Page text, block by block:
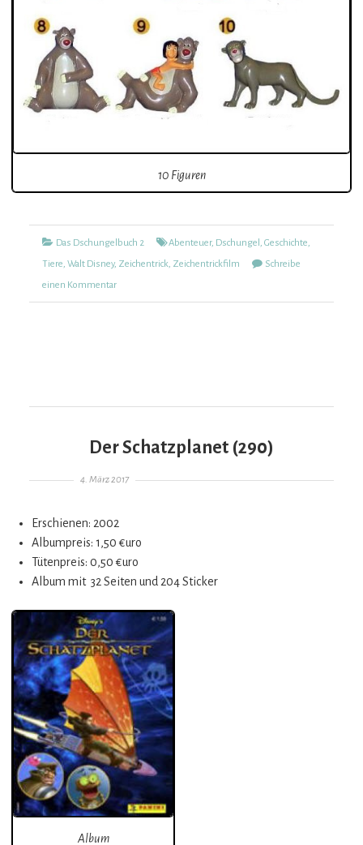
10 Figuren
Kategorien
Das Dschungelbuch 2 TagsAbenteuer, Dschungel ,Geschichte,
Tiere, Walt Disney, Zeichentrick, Zeichentrickfilm
Schreibe
einen Kommentarzu
Das
Der Schatzplanet (290)
Gepostet am
4. März 2017
Erschienen: 2002
Albumpreis: 1,50 €uro
Tütenpreis: 0,50 €uro
Album mit 32 Seiten und 204 Sticker
Album